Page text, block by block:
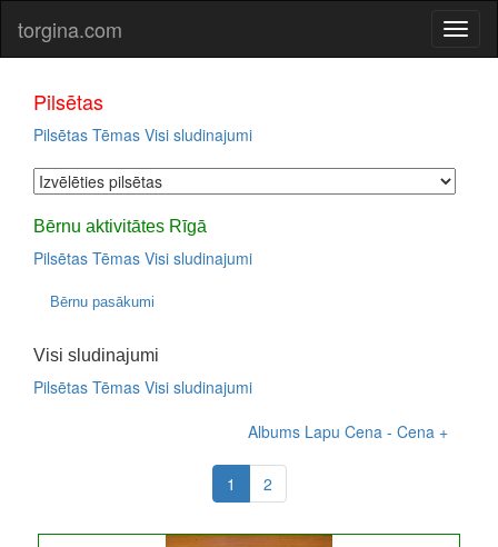
torgina.com
Pilsētas
Pilsētas Tēmas Visi sludinajumi
Bērnu aktivitātes Rīgā
Pilsētas Tēmas Visi sludinajumi
Bērnu pasākumi
Visi sludinajumi
Pilsētas Tēmas Visi sludinajumi
Albums Lapu Cena - Cena +
1 2